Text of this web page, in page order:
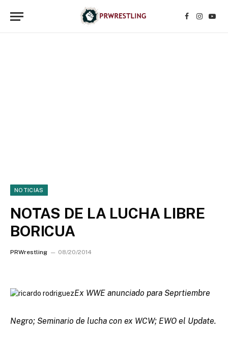
Facebook
NOTICIAS
NOTAS DE LA LUCHA LIBRE
BORICUA
PRWrestling 08/20/2014
Ex WWE anunciado para Seprtiembre
Negro; Seminario de lucha con ex WCW; EWO el Update.